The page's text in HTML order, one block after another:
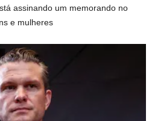
assinando um memorando no
e mulheres